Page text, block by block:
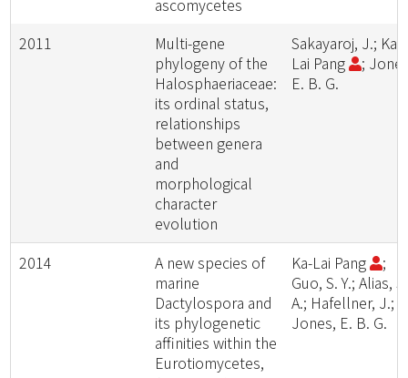
ascomycetes
2011
Multi-gene
phylogeny of the
Halosphaeriaceae:
its ordinal status,
relationships
between genera
and
morphological
character
evolution
Sakayaroj, J.; Ka-
Lai Pang
;
E. B. G.
2014
A new species of
marine
Dactylospora and
its phylogenetic
affinities within the
Eurotiomycetes,
Ka-Lai Pang
;
Guo, S. Y.; Alias, S.
A.; Hafellner, J.;
Jones, E. B. G.